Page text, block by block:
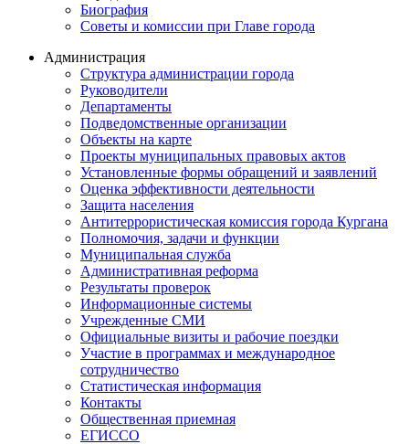
Биография
Советы и комиссии при Главе города
Администрация
Структура администрации города
Руководители
Департаменты
Подведомственные организации
Объекты на карте
Проекты муниципальных правовых актов
Установленные формы обращений и заявлений
Оценка эффективности деятельности
Защита населения
Антитеррористическая комиссия города Кургана
Полномочия, задачи и функции
Муниципальная служба
Административная реформа
Результаты проверок
Информационные системы
Учрежденные СМИ
Официальные визиты и рабочие поездки
Участие в программах и международное
сотрудничество
Статистическая информация
Контакты
Общественная приемная
ЕГИССО